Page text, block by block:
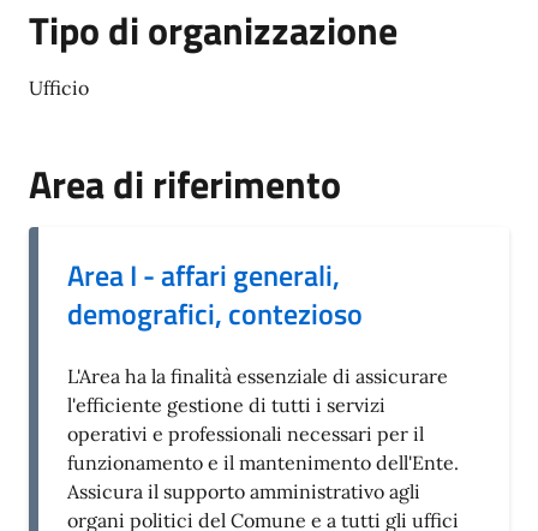
Tipo di organizzazione
Ufficio
Area di riferimento
Area I - affari generali,
demografici, contezioso
L'Area ha la finalità essenziale di assicurare
l'efficiente gestione di tutti i servizi
operativi e professionali necessari per il
funzionamento e il mantenimento dell'Ente.
Assicura il supporto amministrativo agli
organi politici del Comune e a tutti gli uffici